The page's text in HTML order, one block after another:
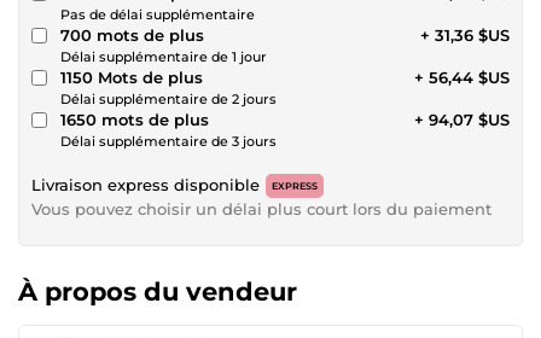
Pas de délai supplémentaire
700 mots de plus
Délai supplémentaire de 1 jour
+ 31,36 $US
1150 Mots de plus
Délai supplémentaire de 2 jours
+ 56,44 $US
1650 mots de plus
Délai supplémentaire de 3 jours
+ 94,07 $US
Livraison express disponible EXPRESS
Vous pouvez choisir un délai plus court lors du paiement
À propos du vendeur